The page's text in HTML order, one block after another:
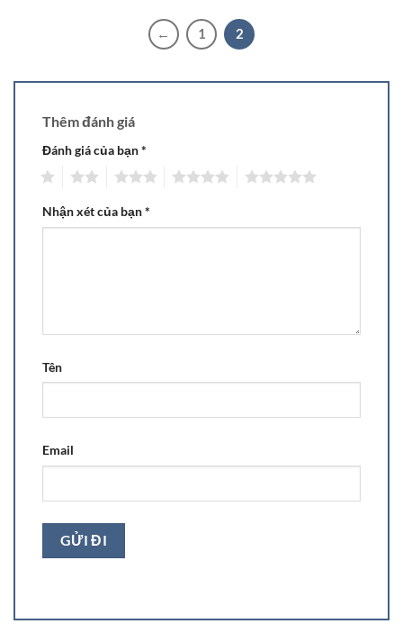
← 1 2
Thêm đánh giá
Đánh giá của bạn*
Nhận xét của bạn*
Tên
Email